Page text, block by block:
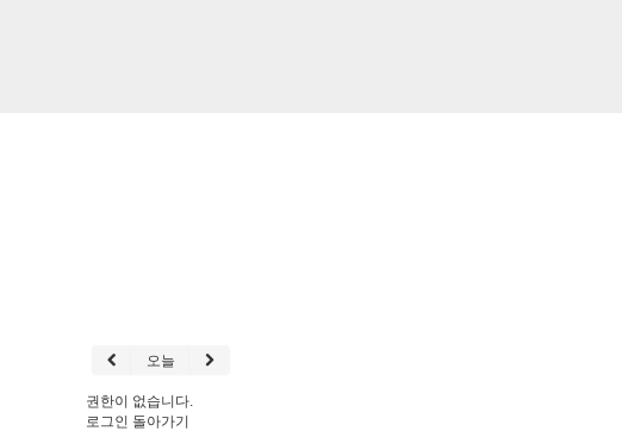
오늘
권한이 없습니다.
로그인 돌아가기